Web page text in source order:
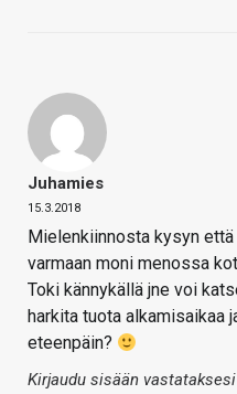
Juhamies
15.3.2018
Mielenkiinnosta kysyn
varmaan moni menossa
Toki kännykällä jne voi
harkita tuota alkamisaikaa
eteenpäin?
Kirjaudu sisään vastataksesi